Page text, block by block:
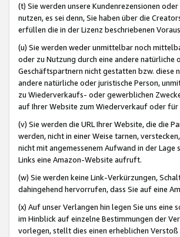
(t) Sie werden unsere Kundenrezensionen
nutzen, es sei denn, Sie haben über die
erfüllen die in der Lizenz beschriebenen
(u) Sie werden weder unmittelbar noch
oder zu Nutzung durch eine andere natürliche
Geschäftspartnern nicht gestatten bzw. diese
andere natürliche oder juristische Person,
zu Wiederverkaufs- oder gewerblichen
auf Ihrer Website zum Wiederverkauf oder
(v) Sie werden die URL Ihrer Website, die die
werden, nicht in einer Weise tarnen,
nicht mit angemessenem Aufwand in der
Links eine Amazon-Website aufruft.
(w) Sie werden keine Link-Verkürzungen,
dahingehend hervorrufen, dass Sie auf eine
(x) Auf unser Verlangen hin legen Sie uns
im Hinblick auf einzelne Bestimmungen der
vorlegen, stellt dies einen erheblichen Verstoß